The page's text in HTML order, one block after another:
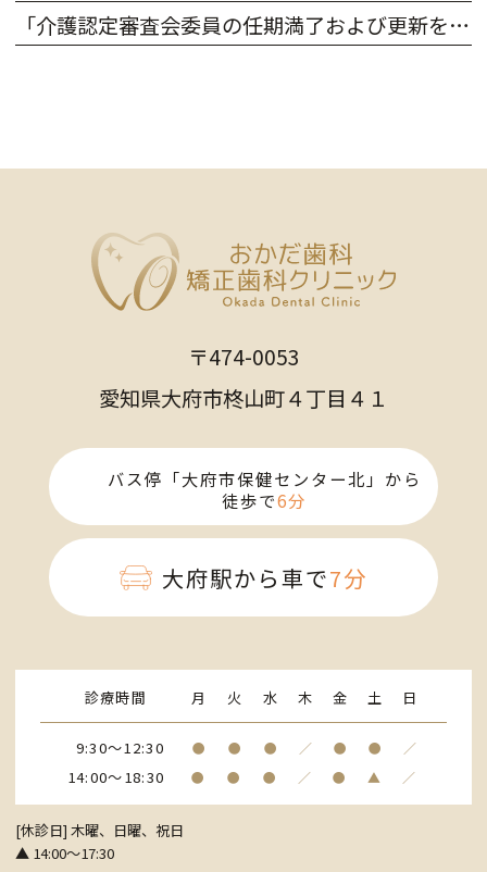
「介護認定審査会委員の任期満了および更新を致しました」
〒474-0053
愛知県大府市柊山町４丁目４１
バス停「大府市保健センター北」から
徒歩で6分
大府駅から車で7分
診療時間 月 火 水 木 金 土 日
9:30～12:30 ● ● ● ／ ● ● ／
14:00～18:30 ● ● ● ／ ● ▲ ／
[休診日] 木曜、日曜、祝日
▲ 14:00～17:30